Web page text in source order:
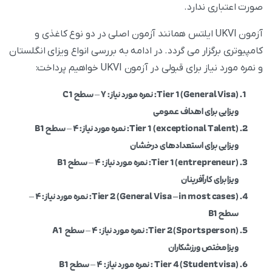
صورت اعتباری ندارد.
آزمون UKVI ایلتس همانند آزمون اصلی در دو نوع کاغذی و
کامپیوتری برگزار می‌ گردد. در ادامه به بررسی انواع ویزای انگلستان
و نمره مورد نیاز برای قبولی در آزمون UKVI خواهیم پرداخت:
Tier 1 (General Visa):نمره مورد نیاز: ۷ – سطح C1
ویزایی برای اهداف عمومی
Tier 1 (exceptional Talent): نمره مورد نیاز: ۴ – سطح B1
ویزایی برای استعدادهای درخشان
Tier 1 (entrepreneur):نمره مورد نیاز: ۴ – سطح B1
ویزا برای کارآفرینان
Tier 2 (General Visa – in most cases):
نمره مورد نیاز: ۴ –
سطح B1
Tier 2 (Sportsperson):نمره مورد نیاز: ۴ – سطح A1
ویزا مختص ورزشکاران
Tier 4 (Student visa) : نمره مورد نیاز: ۴ – سطح B1